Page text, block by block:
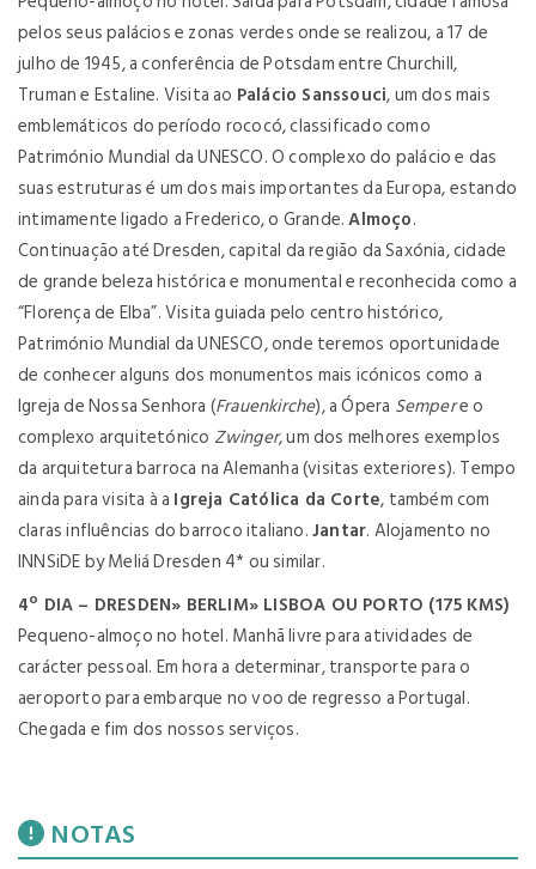
pelos seus palácios e zonas verdes onde se realizou, a 17 de
julho de 1945, a conferência de Potsdam entre Churchill,
Truman e Estaline. Visita ao Palácio Sanssouci, um dos mais
emblemáticos do período rococó, classificado como
Património Mundial da UNESCO. O complexo do palácio e das
suas estruturas é um dos mais importantes da Europa, estando
intimamente ligado a Frederico, o Grande.Almoço.
Continuação até Dresden, capital da região da Saxónia, cidade
de grande beleza histórica e monumental e reconhecida como a
“Florença de Elba”. Visita guiada pelo centro histórico,
Património Mundial da UNESCO, onde teremos oportunidade
de conhecer alguns dos monumentos mais icónicos como a
Igreja de Nossa Senhora (Frauenkirche), a Ópera Sempere o
complexo arquitetónico Zwinger, um dos melhores exemplos
da arquitetura barroca na Alemanha (visitas exteriores). Tempo
ainda para visita à a Igreja Católica da Corte, também com
claras influências do barroco italiano.Jantar. Alojamento no
INNSiDE by Meliá Dresden 4* ou similar.
4º DIA – DRESDEN» BERLIM» LISBOA OU PORTO (175 KMS)
Pequeno-almoço no hotel. Manhã livre para atividades de
carácter pessoal. Em hora a determinar, transporte para o
aeroporto para embarque no voo de regresso a Portugal.
Chegada e fim dos nossos serviços.
NOTAS